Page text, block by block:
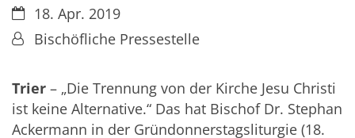
Datum:18. Apr. 2019
Von:Bischöfliche Pressestelle
Trier – „Die Trennung von der Kirche Jesu Christi
ist keine Alternative.“ Das hat Bischof Dr. Stephan
Ackermann in der Gründonnerstagsliturgie (18.